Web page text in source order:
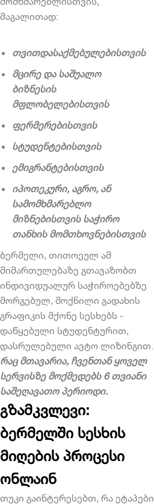
მაგალითად:
თვითდასაქმებულებისთვის
მცირე და საშუალო
ბიზნესის
მფლობელებისთვის
ფერმერებისთვის
სტუდენტებისთვის
ემიგრანტებისთვის
იპოთეკური, აგრო, ან
სამომხმარებლო
მიზნებისთვის საჭირო
თანხის მომთხოვნებისთვის
ბერმელი, თითოეულ ამ
მიმართულებაზე გთავაზობთ
ინდივიდუალურ საჭიროებებზე
მორგებულ, მოქნილი გადახის
გრაფიკის მქონე სესხებს -
დაწყებული სტუდენტურით,
დასრულებული ავტო ლიზინგით.
რაც მთავარია, ჩვენთან ყოველ
სერვისზე მოქმედებს 6 თვიანი
საშეღავათო პერიოდი.
გზამკვლევი:
ბერმელში სესხის
მიღების პროცესი
ონლაინ
თუკი გაინტერესებთ, რა ეტაპები